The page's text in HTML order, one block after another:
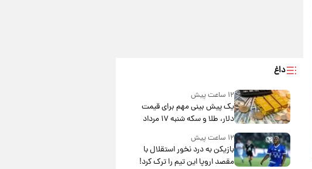
داغ
۱۲ ساعت پیش
یک پیش ‌بینی مهم برای قیمت
دلار، طلا و سکه شنبه ۱۷ مرداد
۱۴۰۵
۱۲ ساعت پیش
بازیکن به درد نخور استقلال با
مقصد اروپا این تیم را ترک کرد!